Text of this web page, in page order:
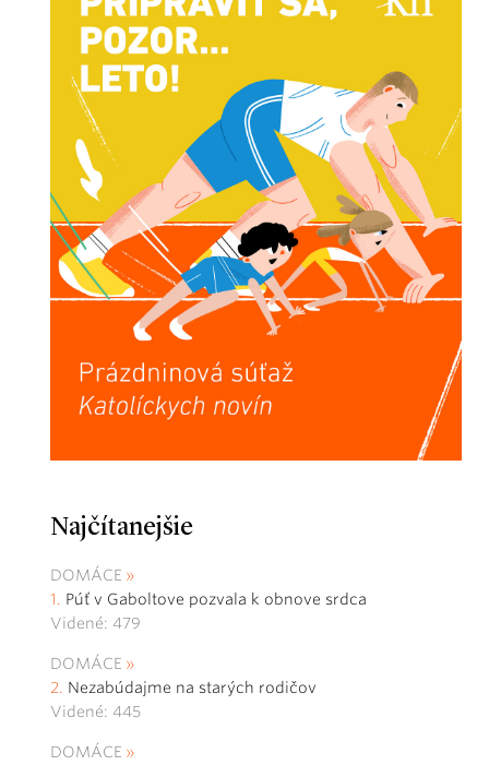
Najčítanejšie
DOMÁCE
Púť v Gaboltove pozvala k obnove srdca
Videné: 479
DOMÁCE
Nezabúdajme na starých rodičov
Videné: 445
DOMÁCE